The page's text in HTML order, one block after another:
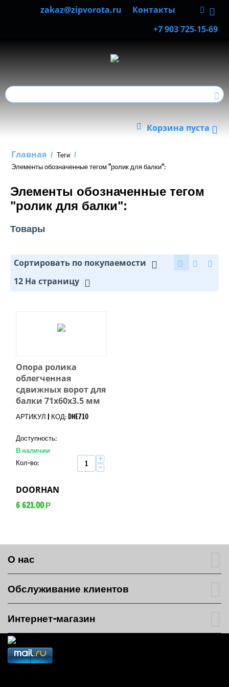
Контакты
zakaz@zipvorota.ru
+7 903 725-15-69
Корзина пуста
Главная / Теги /
Элементы обозначенные тегом "ролик для балки":
Элементы обозначенные тегом
"ролик для балки":
Товары
Сортировать по покупаемости
12 На страницу
Опора ролика
облегченная
сдвижных ворот для
балки 71х60х3.5 мм
АРТИКУЛ | КОД: DHE710
Доступность:
В наличии
Кол-во:
+
−
DOORHAN
6 621.00 Р
О нас
Обслуживание клиентов
Интернет-магазин